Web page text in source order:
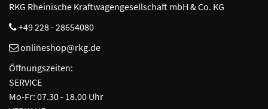
RKG Rheinische Kraftwagengesellschaft mbH & Co. KG
+49 228 - 28654080
onlineshop@rkg.de
Öffnungszeiten:
SERVICE
Mo-Fr: 07.30 - 18.00 Uhr